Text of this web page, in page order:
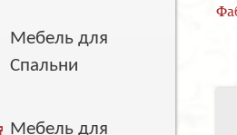
Мебель для
Спальни
Мебель для